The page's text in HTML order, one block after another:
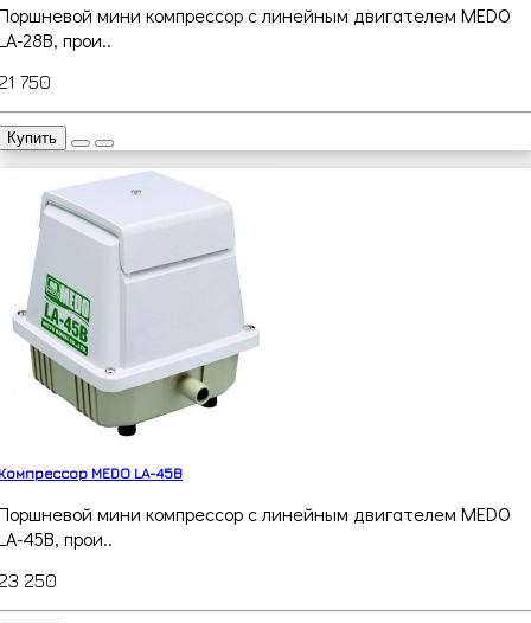
мини компрессор с линейным двигателем MEDO
28B, прои..
750
Купить
MEDO LA-45B
мини компрессор с линейным двигателем MEDO
45B, прои..
250